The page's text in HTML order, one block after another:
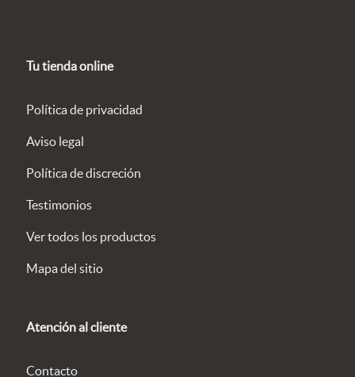
Tu tienda online
Política de privacidad
Aviso legal
Política de discreción
Testimonios
Ver todos los productos
Mapa del sitio
Atención al cliente
Contacto